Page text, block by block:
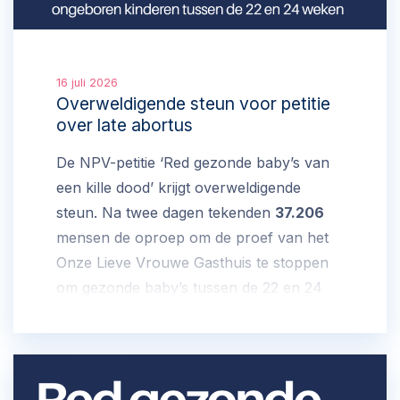
16 juli 2026
Overweldigende steun voor petitie
over late abortus
De NPV-petitie ‘Red gezonde baby’s van
een kille dood’ krijgt overweldigende
steun. Na twee dagen tekenden 37.206
mensen de oproep om de proef van het
Onze Lieve Vrouwe Gasthuis te stoppen
om gezonde baby’s tussen de 22 en 24
Teken de petitiehier.